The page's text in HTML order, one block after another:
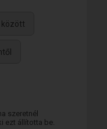
között
szeretnél
ezt állította be.